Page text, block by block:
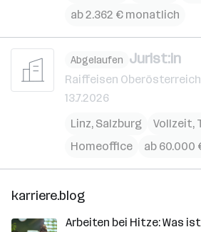
ab 2.362 € monatlich
Abgelaufen Jurist:in
Raiffeisen Oberösterreich
13.7.2026
Linz, Salzburg
Vollzeit,
Homeoffice
ab 60.000
karriere.blog
Arbeiten bei Hitze: Was